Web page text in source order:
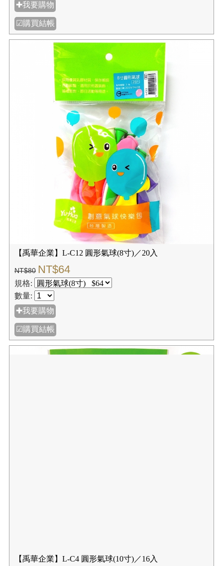
✚我要購物
☑購買結帳
【禹華企業】L-C12 圓形氣球(8寸)／20入
NT$80 NT$64
規格:
數量:
✚我要購物
☑購買結帳
【禹華企業】L-C4 圓形氣球(10寸)／16入